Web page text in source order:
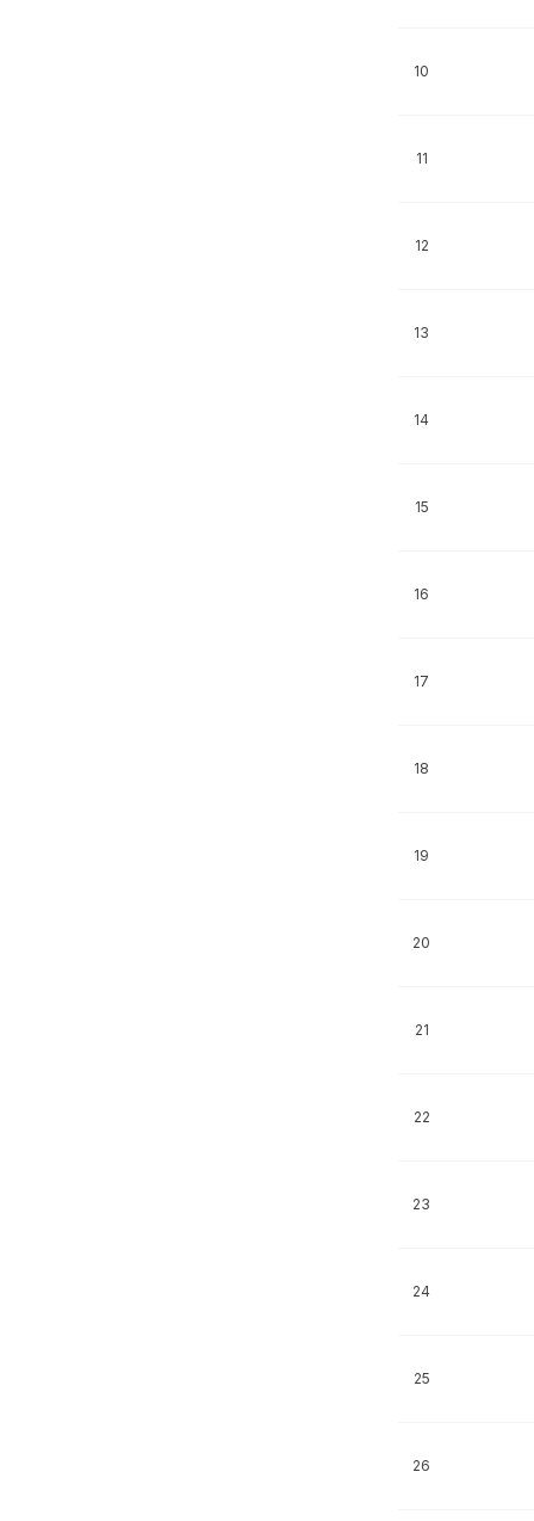
10
11
12
13
14
15
16
17
18
19
20
21
22
23
24
25
26